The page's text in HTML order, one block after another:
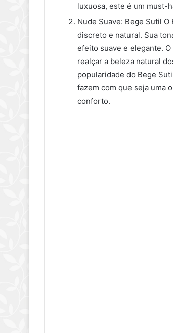
luxuosa, este é um must-
Nude Suave: Bege Sutil
discreto e natural. Sua
efeito suave e elegante.
realçar a beleza natural
popularidade do Bege
fazem com que seja uma
conforto.